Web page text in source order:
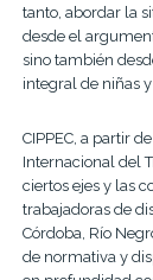
tanto, abordar la
desde el
sino también
integral de niñas
CIPPEC, a partir
Internacional del
ciertos ejes y las
trabajadoras de
Córdoba, Río
de normativa y